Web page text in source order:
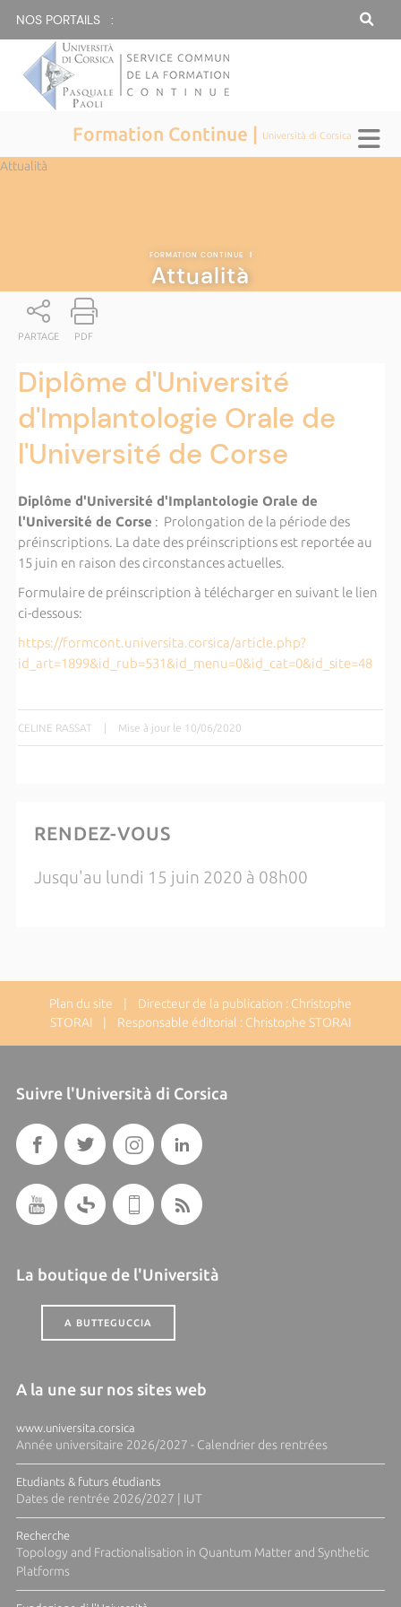
NOS PORTAILS :
Formation Continue | Università di Corsica
Attualità
FORMATION CONTINUE |
Attualità
PARTAGE PDF
Diplôme d'Université
d'Implantologie Orale de
l'Université de Corse
Diplôme d'Université d'Implantologie Orale de
l'Université de Corse : Prolongation de la période des
préinscriptions. La date des préinscriptions est reportée au
15 juin en raison des circonstances actuelles.
Formulaire de préinscription à télécharger en suivant le lien
ci-dessous:
https://formcont.universita.corsica/article.php?
id_art=1899&id_rub=531&id_menu=0&id_cat=0&id_site=48
CELINE RASSAT | Mise à jour le 10/06/2020
RENDEZ-VOUS
Jusqu'au lundi 15 juin 2020 à 08h00
Plan du site | Directeur de la publication : Christophe
STORAI | Responsable éditorial : Christophe STORAI
Suivre l'Università di Corsica
La boutique de l'Università
A BUTTEGUCCIA
A la une sur nos sites web
www.universita.corsica
Année universitaire 2026/2027 - Calendrier des rentrées
Etudiants & futurs étudiants
Dates de rentrée 2026/2027 | IUT
Recherche
Topology and Fractionalisation in Quantum Matter and Synthetic
Platforms